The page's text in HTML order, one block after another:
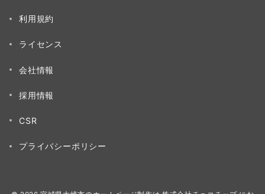
利用規約
ライセンス
会社情報
採用情報
CSR
プライバシーポリシー